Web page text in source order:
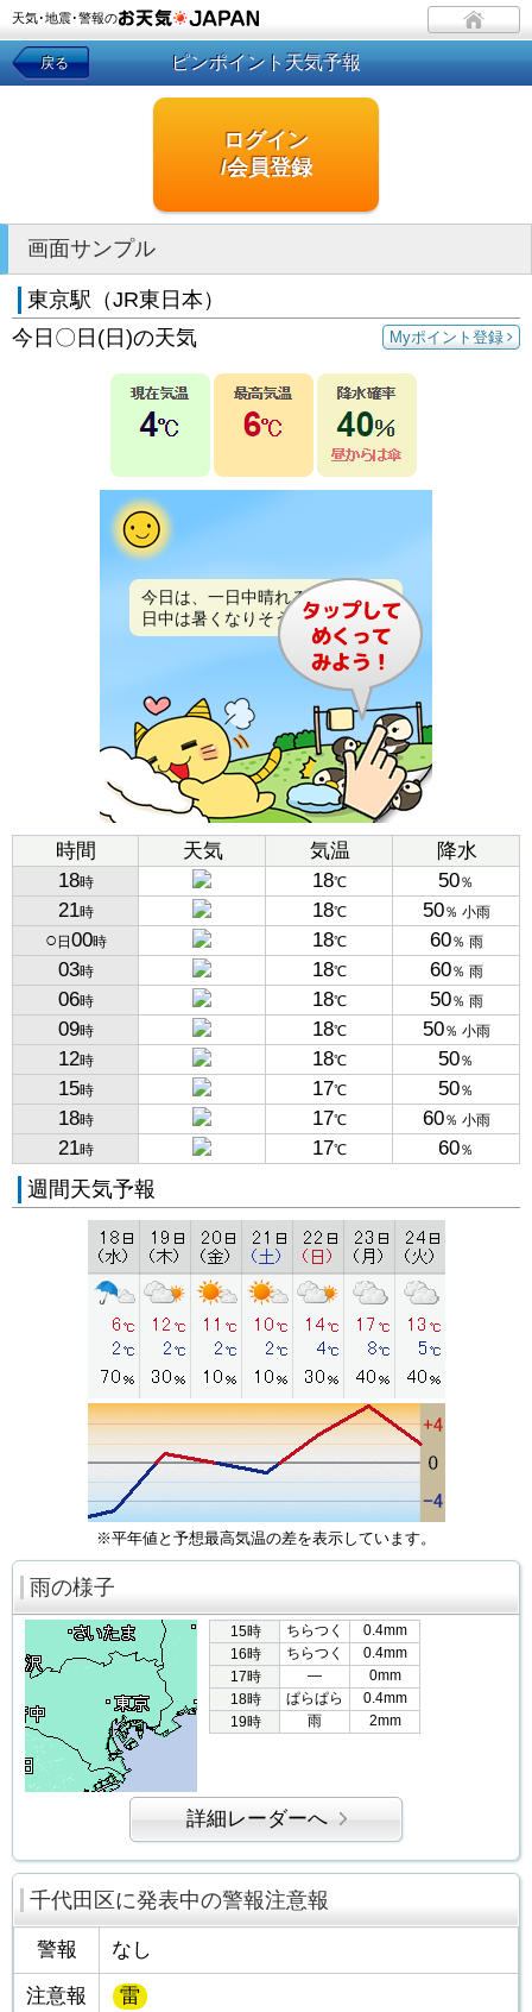
天気･地震･警報の
戻る ピンポイント天気予報
ログイン
/会員登録
画面サンプル
東京駅（JR東日本）
Myポイント登録
今日〇日(日)の天気
今日は、一日中晴れるでしょう。
日中は暑くなりそうです。
時間 天気 気温
降水
18時 18℃ 50％
21時 18℃ 50％ 小雨
○ 日 00時 18℃ 60％ 雨
03時 18℃ 60％ 雨
06時 18℃ 50％ 雨
09時 18℃ 50％ 小雨
12時 18℃ 50％
15時 17℃ 50％
18時 17℃ 60％ 小雨
21時 17℃ 60％
週間天気予報
※平年値と予想最高気温の差を表示しています。
雨の様子
15時 ちらつく
0.4mm
16時
ちらつく
0.4mm
17時
―
0mm
18時
ぱらぱら
0.4mm
19時
雨 2mm
詳細レーダーへ
千代田区に発表中の警報注意報
警報 なし
注意報 雷